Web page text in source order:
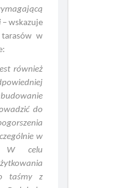
na
– wskazuje
w
również
do
w
W celu